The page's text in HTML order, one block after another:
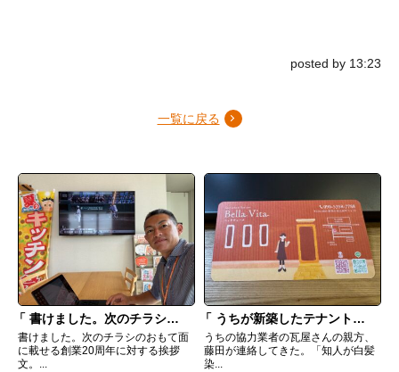
posted by 13:23
一覧に戻る
書けました。次のチラシの挨拶文
書けました。次のチラシのおもて面
に載せる創業20周年に対する挨拶
文。...
うちが新築したテナントでのご縁
うちの協力業者の瓦屋さんの親方、
藤田が連絡してきた。「知人が白髪
染...